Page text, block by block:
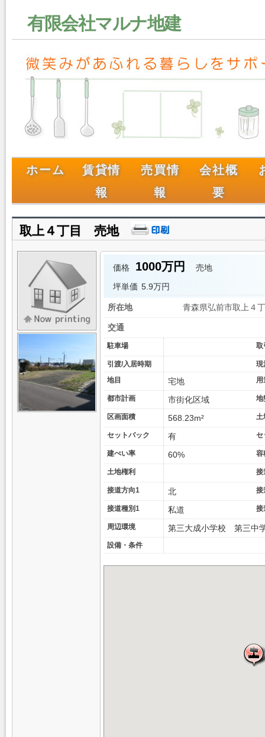
有限会社マルナ地建
ホーム
賃貸情
報
売買情
報
会社概
要
取上４丁目 売地
価格 1000万円
売地
坪単価 5.9万円
所在地 青森県弘前市取上４
交通
駐車場 取
引渡/入居時期
現
地目
宅地 用
都市計画 市街化区域 地
区画面積 568.23m² 土
セットバック 有 セ
建ぺい率 60% 容
土地権利 接
接道方向1 北 接
接道種別1 私道 接
周辺環境 第三大成小学校 第三中
設備・条件